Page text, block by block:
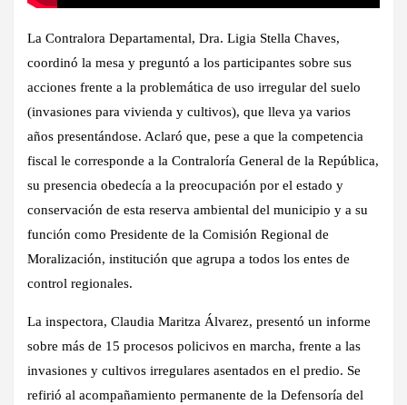
La Contralora Departamental, Dra. Ligia Stella Chaves,
coordinó la mesa y preguntó a los participantes sobre sus
acciones frente a la problemática de uso irregular del suelo
(invasiones para vivienda y cultivos), que lleva ya varios
años presentándose. Aclaró que, pese a que la competencia
fiscal le corresponde a la Contraloría General de la República,
su presencia obedecía a la preocupación por el estado y
conservación de esta reserva ambiental del municipio y a su
función como Presidente de la Comisión Regional de
Moralización, institución que agrupa a todos los entes de
control regionales.
La inspectora, Claudia Maritza Álvarez, presentó un informe
sobre más de 15 procesos policivos en marcha, frente a las
invasiones y cultivos irregulares asentados en el predio. Se
refirió al acompañamiento permanente de la Defensoría del